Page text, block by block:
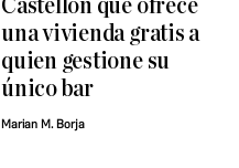
Castellón que ofrece
una vivienda gratis a
quien gestione su
único bar
Marian M. Borja